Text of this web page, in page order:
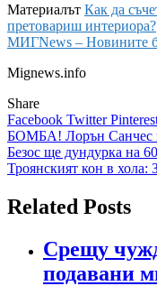
Материалът Как да
претовариш интериора?
МИГNews – Новините
Mignews.info
Share
Facebook Twitter
Навигация
БОМБА! Лорън Санчес
Безос ще дундурка на
Троянският кон в хола:
Related Posts
Срещу
подавани